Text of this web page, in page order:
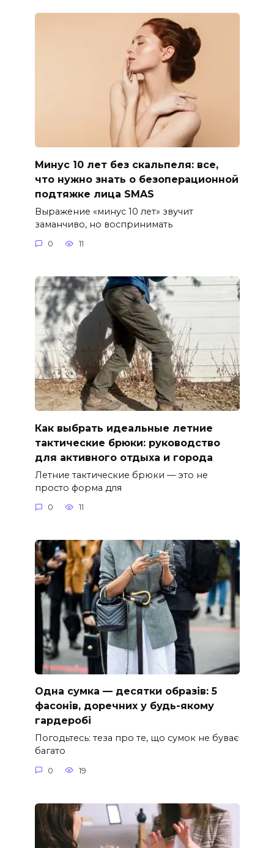
Минус 10 лет без скальпеля: все,
что нужно знать о безоперационной
подтяжке лица SMAS
Выражение «минус 10 лет» звучит
заманчиво, но воспринимать
0 11
Как выбрать идеальные летние
тактические брюки: руководство
для активного отдыха и города
Летние тактические брюки — это не
просто форма для
0 11
Одна сумка — десятки образів: 5
фасонів, доречних у будь-якому
гардеробі
Погодьтесь: теза про те, що сумок не буває
багато
0 19